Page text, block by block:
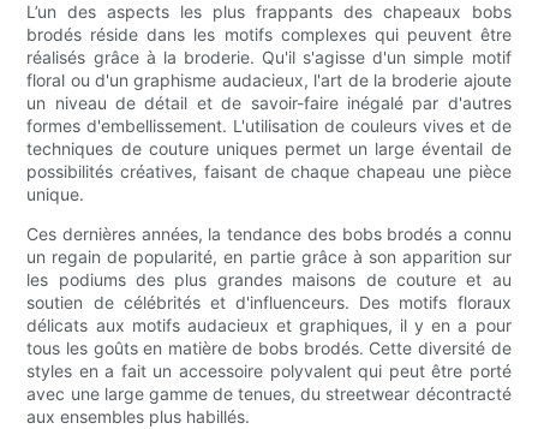
L’un des aspects les plus frappants des chapeaux bobs
brodés réside dans les motifs complexes qui peuvent être
réalisés grâce à la broderie. Qu'il s'agisse d'un simple motif
floral ou d'un graphisme audacieux, l'art de la broderie ajoute
un niveau de détail et de savoir-faire inégalé par d'autres
formes d'embellissement. L'utilisation de couleurs vives et de
techniques de couture uniques permet un large éventail de
possibilités créatives, faisant de chaque chapeau une pièce
unique.
Ces dernières années, la tendance des bobs brodés a connu
un regain de popularité, en partie grâce à son apparition sur
les podiums des plus grandes maisons de couture et au
soutien de célébrités et d'influenceurs. Des motifs floraux
délicats aux motifs audacieux et graphiques, il y en a pour
tous les goûts en matière de bobs brodés. Cette diversité de
styles en a fait un accessoire polyvalent qui peut être porté
avec une large gamme de tenues, du streetwear décontracté
aux ensembles plus habillés.